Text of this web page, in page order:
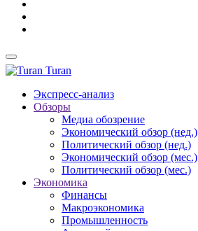
Turan
Экспресс-анализ
Обзоры
Медиа обозрение
Экономический обзор (нед.)
Политический обзор (нед.)
Экономический обзор (мес.)
Политический обзор (мес.)
Экономика
Финансы
Макроэкономика
Промышленность